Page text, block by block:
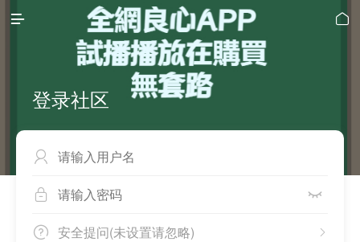
 
登录社区

 
 
安全提问(未设置请忽略)